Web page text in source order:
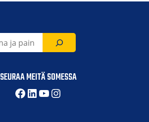
SEURAA MEITÄ SOMESSA
Facebook
LinkedIn
YouTube
Instagram